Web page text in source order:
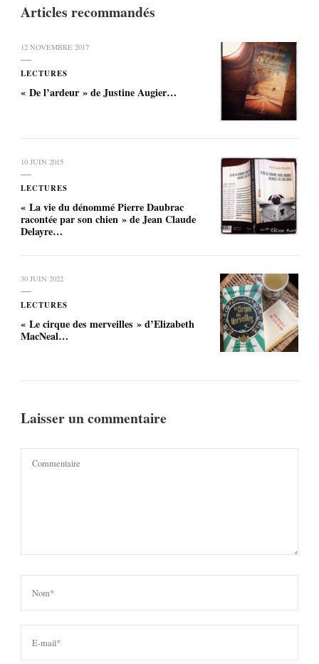
Articles recommandés
12 NOVEMBRE 2017
LECTURES
« De l’ardeur » de Justine Augier…
10 JUIN 2015
LECTURES
« La vie du dénommé Pierre Daubrac
racontée par son chien » de Jean Claude
Delayre…
30 JUIN 2022
LECTURES
« Le cirque des merveilles » d’Elizabeth
MacNeal…
Laisser un commentaire